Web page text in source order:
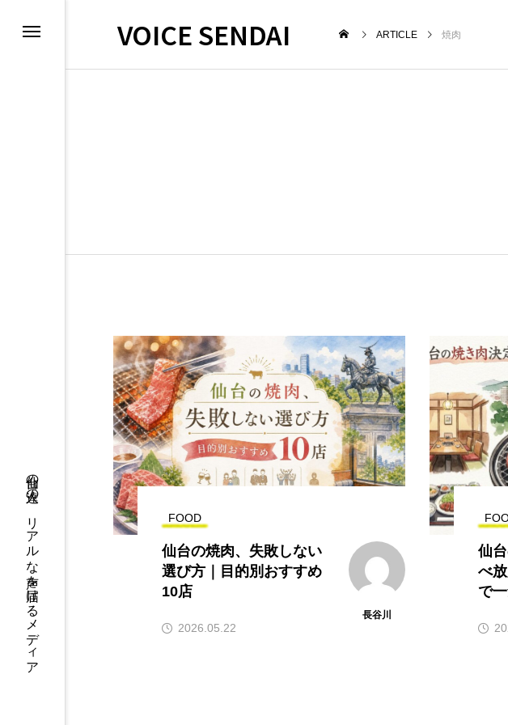
仙台の人達の、リアルな声を届けるメディア
VOICE SENDAI ARTICLE 焼肉
FOOD
仙台の焼肉、失敗しない
選び方｜目的別おすすめ
10店
長谷川
2026.05.22
仙
べ
で